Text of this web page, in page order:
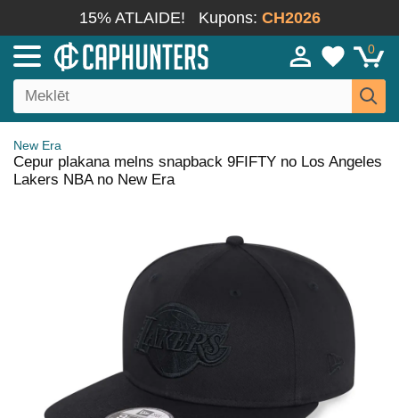
15% ATLAIDE! Kupons: CH2026
0
New Era
Cepur plakana melns snapback 9FIFTY no Los Angeles
Lakers NBA no New Era